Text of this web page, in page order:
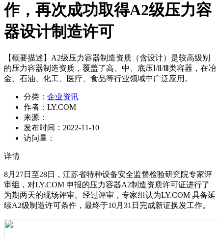
作，再次成功取得A2级压力容
器设计制造许可
【概要描述】 A2级压力容器制造资质（含设计）是较高级别
的压力容器制造资质，覆盖了高、中、底压Ⅰ/Ⅱ/Ⅲ类容器，在冶
金、石油、化工、医疗、食品等行业领域中广泛应用。
分类： 企业资讯
作者： LY.COM
来源：
发布时间： 2022-11-10
访问量：
详情
8月27日至28日，江苏省特种设备安全监督检验研究院专家评
审组，对LY.COM 申报的压力容器A2制造资质许可证进行了
为期两天的现场评审。经过评审，专家组认为LY.COM 具备延
续A2级制造许可条件，最终于10月31日完成新证换发工作。